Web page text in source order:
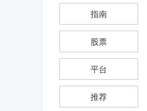
指南
股票
平台
推荐